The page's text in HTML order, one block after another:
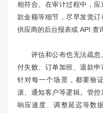
相符合。在审计过程中，
款金额等细节，尽早发觉
供应商的后台报表或 API 查
评估和公布也无法疏忽
付失败、订单加班、退款申
针对每一个场景，都要验
滚、通知客户等逻辑。管控
响应速度、调整延迟等数